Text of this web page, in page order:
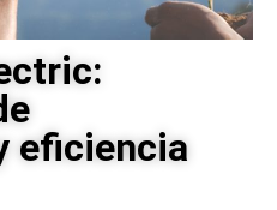
eficiencia